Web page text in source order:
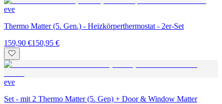
eve
Thermo Matter (5. Gen.) - Heizkörperthermostat - 2er-Set
159,90 €150,95 €
eve
Set - mit 2 Thermo Matter (5. Gen) + Door & Window Matter